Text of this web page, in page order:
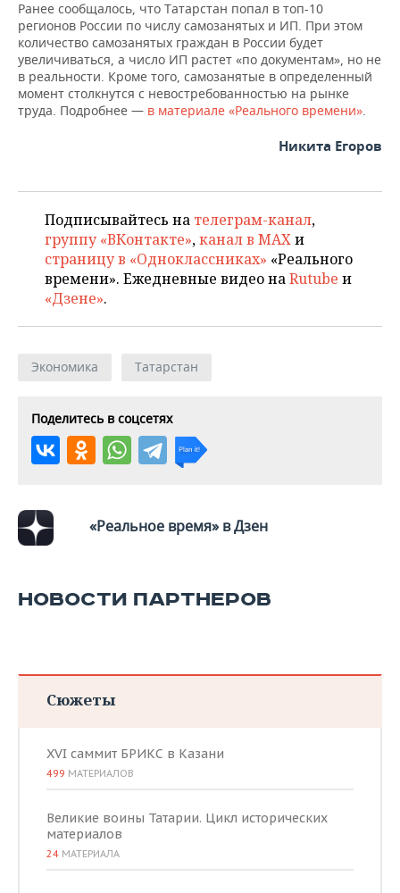
Ранее сообщалось, что Татарстан попал в топ-10
регионов России по числу самозанятых и ИП. При этом
количество самозанятых граждан в России будет
увеличиваться, а число ИП растет «по документам», но не
в реальности. Кроме того, самозанятые в определенный
момент столкнутся с невостребованностью на рынке
труда. Подробнее — в материале «Реального времени».
Никита Егоров
Подписывайтесь на телеграм-канал,
группу «ВКонтакте»,канал в MAXи
страницу в «Одноклассниках» «Реального
времени». Ежедневные видео наRutube и
«Дзене».
Экономика Татарстан
Поделитесь в соцсетях
«Реальное время» в Дзен
НОВОСТИ ПАРТНЕРОВ
Сюжеты
XVI саммит БРИКС в Казани
499 МАТЕРИАЛОВ
Великие воины Татарии. Цикл исторических
материалов
24 МАТЕРИАЛА